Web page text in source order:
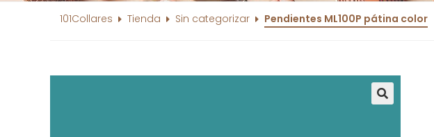
101Collares Tienda Sin categorizar Pendientes ML100P pátina color